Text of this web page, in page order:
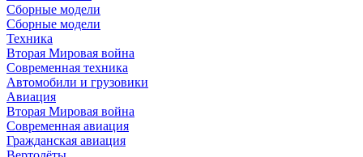
Сборные модели
Сборные модели
Техника
Вторая Мировая война
Современная техника
Автомобили и грузовики
Авиация
Вторая Мировая война
Современная авиация
Гражданская авиация